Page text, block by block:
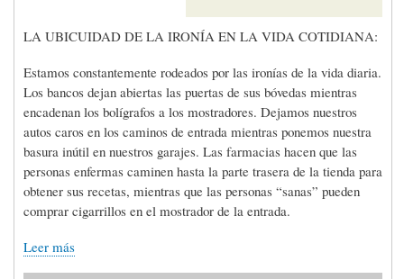
LA UBICUIDAD DE LA IRONÍA EN LA VIDA COTIDIANA:
Estamos constantemente rodeados por las ironías de la vida diaria.
Los bancos dejan abiertas las puertas de sus bóvedas mientras
encadenan los bolígrafos a los mostradores. Dejamos nuestros
autos caros en los caminos de entrada mientras ponemos nuestra
basura inútil en nuestros garajes. Las farmacias hacen que las
personas enfermas caminen hasta la parte trasera de la tienda para
obtener sus recetas, mientras que las personas “sanas” pueden
comprar cigarrillos en el mostrador de la entrada.
Leer más